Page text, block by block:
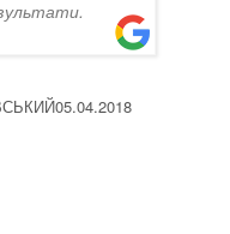
05.04.2018